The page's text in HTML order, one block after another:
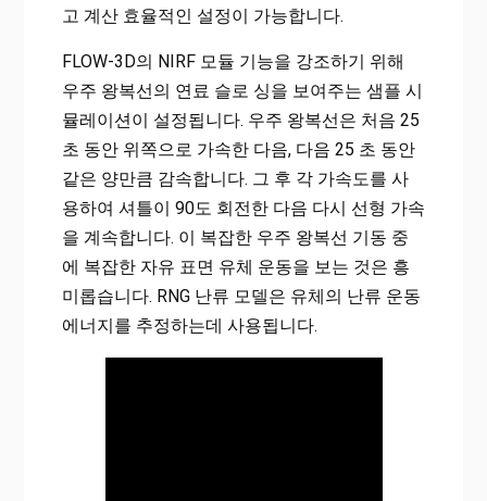
고 계산 효율적인 설정이 가능합니다.
FLOW-3D의 NIRF 모듈 기능을 강조하기 위해
우주 왕복선의 연료 슬로 싱을 보여주는 샘플 시
뮬레이션이 설정됩니다. 우주 왕복선은 처음 25
초 동안 위쪽으로 가속한 다음, 다음 25 초 동안
같은 양만큼 감속합니다. 그 후 각 가속도를 사
용하여 셔틀이 90도 회전한 다음 다시 선형 가속
을 계속합니다. 이 복잡한 우주 왕복선 기동 중
에 복잡한 자유 표면 유체 운동을 보는 것은 흥
미롭습니다. RNG 난류 모델은 유체의 난류 운동
에너지를 추정하는데 사용됩니다.